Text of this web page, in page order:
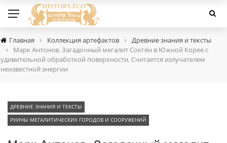
Главная › Коллекция артефактов › Древние знания и тексты
›
Марк Антонов. Загадочный мегалит Сокгён в Южной Корее с
удивительной обработкой поверхности. Считается излучателем
неизвестной энергии
ДРЕВНИЕ ЗНАНИЯ И ТЕКСТЫ
РУИНЫ МЕГАЛИТИЧЕСКИХ ГОРОДОВ И СООРУЖЕНИЙ